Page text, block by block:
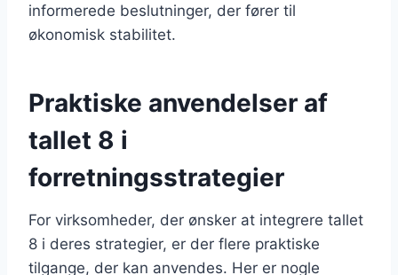
informerede beslutninger, der fører til
økonomisk stabilitet.
Praktiske anvendelser af
tallet 8 i
forretningsstrategier
For virksomheder, der ønsker at integrere tallet
8 i deres strategier, er der flere praktiske
tilgange, der kan anvendes. Her er nogle